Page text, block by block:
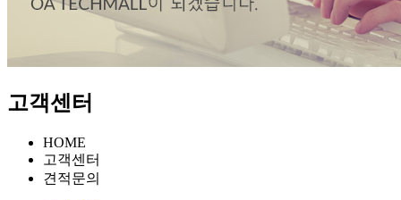
고객센터
HOME
고객센터
견적문의